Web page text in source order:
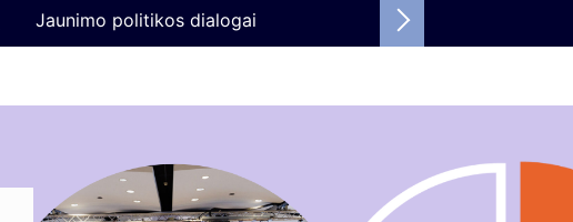
Jaunimo politikos dialogai